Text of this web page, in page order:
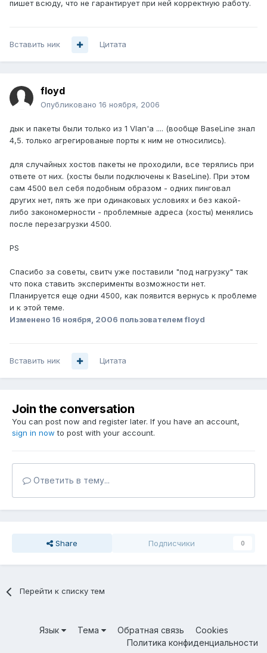
пишет всюду, что не гарантирует при ней корректную работу.
Вставить ник Цитата
floyd
Опубликовано 16 ноября, 2006
дык и пакеты были только из 1 Vlan'a .... (вообще BaseLine знал
4,5. только агрегированые порты к ним не относились).
для случайных хостов пакеты не проходили, все терялись при
ответе от них. (хосты были подключены к BaseLine). При этом
сам 4500 вел себя подобным образом - одних пинговал
других нет, пять же при одинаковых условиях и без какой-
либо закономерности - проблемные адреса (хосты) менялись
после перезагрузки 4500.
PS
Спасибо за советы, свитч уже поставили "под нагрузку" так
что пока ставить эксперименты возможности нет.
Планируется еще одни 4500, как появится вернусь к проблеме
и к этой теме.
Изменено 16 ноября, 2006 пользователем floyd
Вставить ник Цитата
Join the conversation
You can post now and register later. If you have an account,
sign in now to post with your account.
Ответить в тему...
Share Подписчики 0
Перейти к списку тем
Язык Тема Обратная связь
Cookies
Политика конфиденциальности